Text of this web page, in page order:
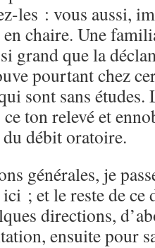
les : vous aussi,
en chaire. Une
grand que la
pourtant chez
sont sans études.
ton relevé et
débit oratoire.
générales, je
; et le reste de ce
directions,
ensuite pour